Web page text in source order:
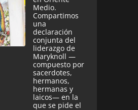
Medio.
Compartimos
una
declaración
conjunta del
liderazgo de
Maryknoll —
compuesto por
sacerdotes,
hermanos,
hermanas y
laicos— en la
que se pide el